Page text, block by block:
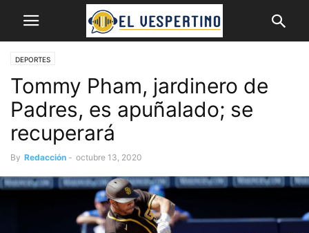
DEPORTES
Tommy Pham, jardinero de
Padres, es apuñalado; se
recuperará
By Redacción - octubre 13, 2020